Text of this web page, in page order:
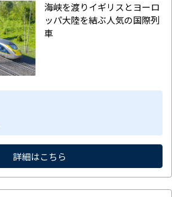
海峡を渡りイギリスとヨーロ
ッパ大陸を結ぶ人気の国際列
車
詳細はこちら